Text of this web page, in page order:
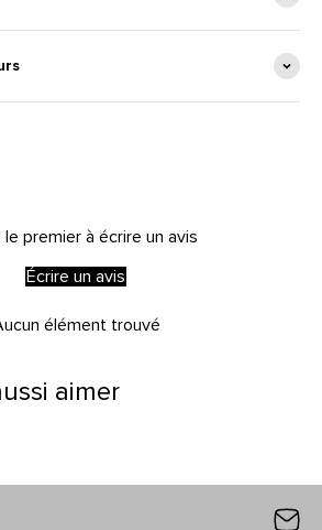
le premier à écrire un avis
Écrire un avis
élément trouvé
aimer